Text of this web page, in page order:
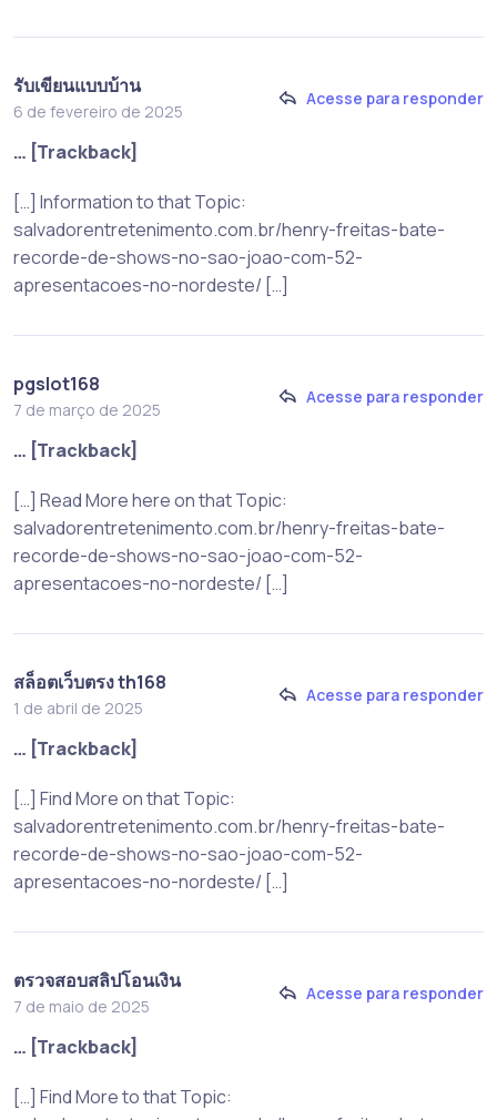
รับเขียนแบบบ้าน
6 de fevereiro de 2025
Acesse para responder
… [Trackback]
[…] Information to that Topic:
salvadorentretenimento.com.br/henry-freitas-bate-
recorde-de-shows-no-sao-joao-com-52-
apresentacoes-no-nordeste/ […]
pgslot168
7 de março de 2025
Acesse para responder
… [Trackback]
[…] Read More here on that Topic:
salvadorentretenimento.com.br/henry-freitas-bate-
recorde-de-shows-no-sao-joao-com-52-
apresentacoes-no-nordeste/ […]
สล็อตเว็บตรง th168
1 de abril de 2025
Acesse para responder
… [Trackback]
[…] Find More on that Topic:
salvadorentretenimento.com.br/henry-freitas-bate-
recorde-de-shows-no-sao-joao-com-52-
apresentacoes-no-nordeste/ […]
ตรวจสอบสลิปโอนเงิน
7 de maio de 2025
Acesse para responder
… [Trackback]
[…] Find More to that Topic: